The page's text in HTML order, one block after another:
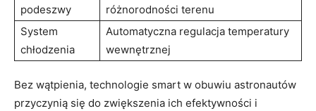
podeszwy
różnorodności terenu
System
chłodzenia
Automatyczna regulacja temperatury
wewnętrznej
Bez wątpienia, technologie smart w obuwiu astronautów
przyczynią się do zwiększenia ich efektywności i